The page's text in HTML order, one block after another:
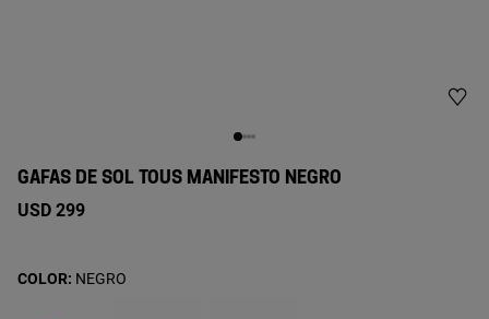
GAFAS DE SOL TOUS MANIFESTO NEGRO
USD 299
COLOR: NEGRO